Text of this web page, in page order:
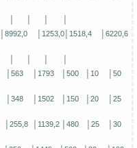
│8992,0 │1253,0│1518,4 │6220,6
│563 │1793 │500 │10
│50
│348 │1502 │150 │20
│25
│255,8 │1139,2 │480 │25
│30